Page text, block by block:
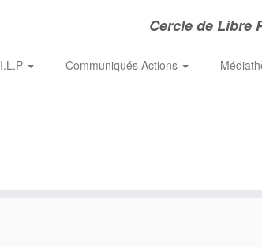
Cercle de Libre
Communiqués Actions